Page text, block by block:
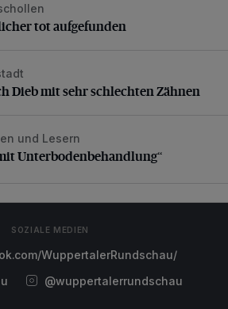
tot aufgefunden
tot aufgefunden
Dieb mit sehr schlechten Zähnen
Dieb mit sehr schlechten Zähnen
Unterbodenbehandlung“
und Lesern
Unterbodenbehandlung“
SOZIALE MEDIEN
WuppertalerRundschau/
@wuppertalerrundschau